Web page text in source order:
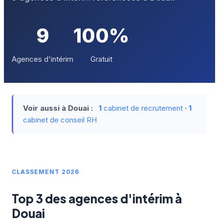
9
Agences d'intérim
100%
Gratuit
Voir aussi à Douai : 1 cabinet de recrutement · 1
cabinet de conseil RH
CLASSEMENT 2026
Top 3 des agences d'intérim à
Douai